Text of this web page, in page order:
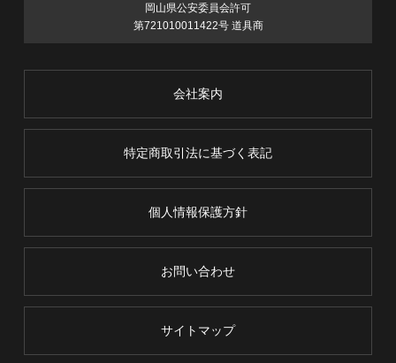
岡山県公安委員会許可
第721010011422号 道具商
会社案内
特定商取引法に基づく表記
個人情報保護方針
お問い合わせ
サイトマップ